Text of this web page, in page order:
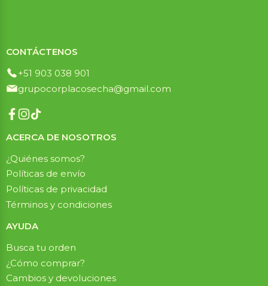
CONTÁCTENOS
+51 903 038 901
grupocorplacosecha@gmail.com
ACERCA DE NOSOTROS
¿Quiénes somos?
Políticas de envío
Políticas de privacidad
Términos y condiciones
AYUDA
Busca tu orden
¿Cómo comprar?
Cambios y devoluciones